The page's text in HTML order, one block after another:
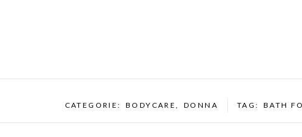
CATEGORIE: BODYCARE, DONNA TAG: BATH